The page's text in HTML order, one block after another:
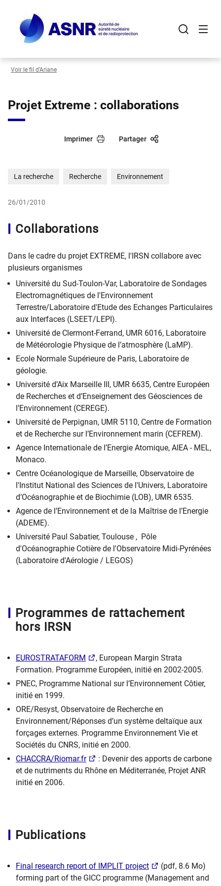
contenu
principal
Voir le fil d’Ariane
Projet Extreme : collaborations
Imprimer Partager
La recherche Recherche Environnement
26/01/2010
Collaborations
Dans le cadre du projet EXTREME, l'IRSN collabore avec
plusieurs organismes
Université du Sud-Toulon-Var, Laboratoire de Sondages
Electromagnétiques de l'Environnement
Terrestre/Laboratoire d'Etude des Echanges Particulaires
aux Interfaces (LSEET/LEPI).
Université de Clermont-Ferrand, UMR 6016, Laboratoire
de Météorologie Physique de l’atmosphère (LaMP).
Ecole Normale Supérieure de Paris, Laboratoire de
géologie.
Université d’Aix Marseille III, UMR 6635, Centre Européen
de Recherches et d’Enseignement des Géosciences de
l’Environnement (CEREGE).
Université de Perpignan, UMR 5110, Centre de Formation
et de Recherche sur l’Environnement marin (CEFREM).
Agence Internationale de l’Energie Atomique, AIEA - MEL,
Monaco.
Centre Océanologique de Marseille, Observatoire de
l'Institut National des Sciences de l'Univers, Laboratoire
d’Océanographie et de Biochimie (LOB), UMR 6535.
Agence de l’Environnement et de la Maîtrise de l’Energie
(ADEME).
Université Paul Sabatier, Toulouse , Pôle
d'Océanographie Cotière de l'Observatoire Midi-Pyrénées
(Laboratoire d'Aérologie / LEGOS)
Programmes de rattachement
hors IRSN
EUROSTRATAFORM
, European Margin Strata
Formation. Programme Européen, initié en 2002-2005.
PNEC, Programme National sur l’Environnement Côtier,
initié en 1999.
ORE/Resyst, Observatoire de Recherche en
Environnement/Réponses d’un système deltaïque aux
forçages externes. Programme Environnement Vie et
Sociétés du CNRS, initié en 2000.
CHACCRA/Riomar.fr
: Devenir des apports de carbone
et de nutriments du Rhône en Méditerranée, Projet ANR
initié en 2006.
Publications
Final research report of IMPLIT project
(pdf, 8.6 Mo)
forming part of the GICC programme (Management and